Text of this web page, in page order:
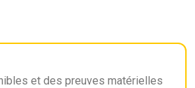
et des preuves matérielles